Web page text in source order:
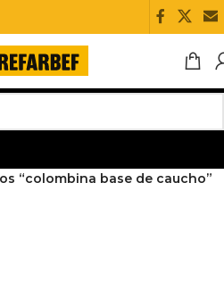
“colombina base de caucho”